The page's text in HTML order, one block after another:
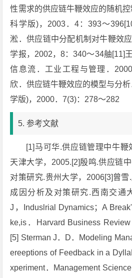
性需求的供应链牛鞭效应的随机
科学版)，2003．4：393～
淞．供应链中分配机制对牛鞭效
学报，2002，8：340～34舳[11]
信息流．工业工程与管理．
欣．供应链牛鞭效应的模型与分
学版)，2000．7(3)：278～282
5. 参考文献
[1]马可华.供应链管理中牛鞭
天津大学，2005.[2]殷鸣.供应链
对策研究.贵州大学，2006[3]曾
成因分析及对策研究.西南交通
J，Induslrial Dynamics；A
ke,is．Harvard Business
[5] Sterman J．D．Modeling
ereeptions of Feedback in a
xperiment．Management